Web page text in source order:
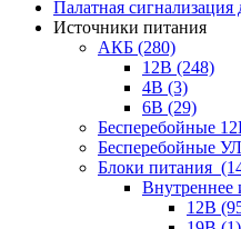
Палатная сигнализация
Источники питания
АКБ (280)
12В (248)
4В (3)
6В (29)
Бесперебойные
Бесперебойные
Блоки питания
Внутреннее
12В